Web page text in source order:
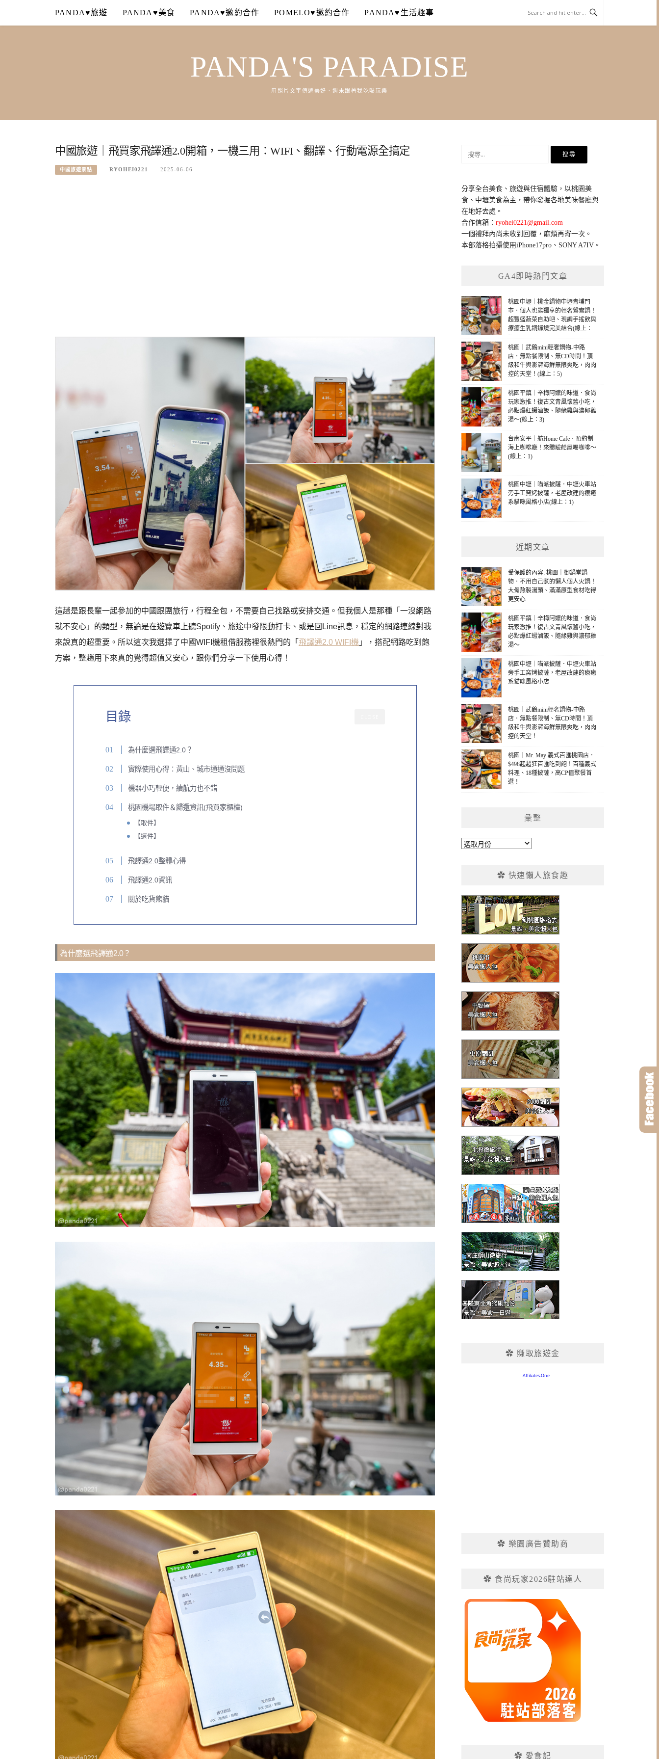
content
PANDA♥旅遊 PANDA♥美食 PANDA♥邀約合作 POMELO♥邀約合作 PANDA♥生活趣事
PANDA'S PARADISE
用照片文字傳遞美好．週末跟著我吃喝玩樂
中國旅遊｜飛買家飛譯通2.0開箱，一機三用：WIFI、翻譯、行動電源全搞定
中國旅遊景點 RYOHEI0221 2025-06-06
這趟是跟長輩一起參加的中國跟團旅行，行程全包，不需要自己找路或安排交通。但我個人是那種「一沒網路
就不安心」的類型，無論是在遊覽車上聽Spotify、旅途中發限動打卡、或是回Line訊息，穩定的網路連線對我
來說真的超重要。所以這次我選擇了中國WIFI機租借服務裡很熱門的「 飛譯通2.0 WIFI機 」，搭配網路吃到飽
方案，整趟用下來真的覺得超值又安心，跟你們分享一下使用心得！
目錄
為什麼選飛譯通2.0？
實際使用心得：黃山、城市通通沒問題
機器小巧輕便，續航力也不錯
桃園機場取件＆歸還資訊(飛買家櫃檯)
【取件】
【還件】
飛譯通2.0整體心得
飛譯通2.0資訊
關於吃貨熊貓
為什麼選飛譯通2.0？
鍵
字:
分享全台美食、旅遊與住宿體驗，以桃園美
食、中壢美食為主，帶你發掘各地美味餐廳與
在地好去處。
合作信箱：ryohei0221@gmail.com
一個禮拜內尚未收到回覆，麻煩再寄一次。
本部落格拍攝使用iPhone17pro、SONY A7IV。
GA4即時熱門文章
桃園中壢｜桃金鍋物中壢青埔門
市．個人也能獨享的輕奢鴛鴦鍋！
超豐盛蔬菜自助吧、現調手搖飲與
療癒生乳銅鑼燒完美結合(線上：
8)
桃園｜武鶴mini輕奢鍋物-中路
店．無點餐限制、無CD時間！頂
級和牛與澎湃海鮮無限爽吃，肉肉
控的天堂！(線上：5)
桃園平鎮｜辛梅阿嬤的味道．食尚
玩家激推！復古文青風懷舊小吃，
必點爆紅蝦滷飯、隨緣雞與濃郁雞
湯～(線上：3)
台南安平｜舫Home Cafe．預約制
海上咖啡廳！來體驗船屋喝咖啡～
(線上：1)
桃園中壢｜喵派披薩．中壢火車站
旁手工窯烤披薩，老屋改建的療癒
系貓咪風格小店(線上：1)
近期文章
受保護的內容: 桃園｜御鍋堂鍋
物．不用自己煮的懶人個人火鍋！
大骨熬製湯頭、滿滿原型食材吃得
更安心
桃園平鎮｜辛梅阿嬤的味道．食尚
玩家激推！復古文青風懷舊小吃，
必點爆紅蝦滷飯、隨緣雞與濃郁雞
湯～
桃園中壢｜喵派披薩．中壢火車站
旁手工窯烤披薩，老屋改建的療癒
系貓咪風格小店
桃園｜武鶴mini輕奢鍋物-中路
店．無點餐限制、無CD時間！頂
級和牛與澎湃海鮮無限爽吃，肉肉
控的天堂！
桃園｜Mr. May 義式百匯桃園店．
$498起超狂百匯吃到飽！百種義式
料理、18種披薩，高CP值聚餐首
選！
彙整
彙
✿ 快速懶人旅食趣
✿ 賺取旅遊金
✿ 樂園廣告贊助商
✿ 食尚玩家2026駐站達人
✿ 愛食記